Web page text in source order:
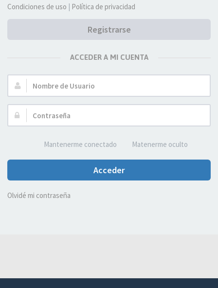
Condiciones de uso | Política de privacidad
Registrarse
ACCEDER A MI CUENTA
Nombre
de
Usuario:
Contraseña:
Mantenerme conectado Matenerme oculto
Acceder
Olvidé mi contraseña